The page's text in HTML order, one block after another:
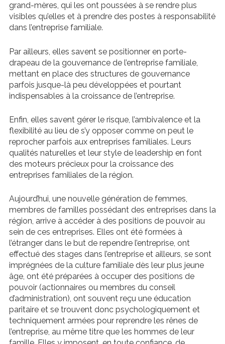
grand-mères, qui les ont poussées à se rendre plus
visibles qu’elles et à prendre des postes à responsabilité
dans l’entreprise familiale.
Par ailleurs, elles savent se positionner en porte-
drapeau de la gouvernance de l’entreprise familiale,
mettant en place des structures de gouvernance
parfois jusque-là peu développées et pourtant
indispensables à la croissance de l’entreprise.
Enfin, elles savent gérer le risque, l’ambivalence et la
flexibilité au lieu de s’y opposer comme on peut le
reprocher parfois aux entreprises familiales. Leurs
qualités naturelles et leur style de leadership en font
des moteurs précieux pour la croissance des
entreprises familiales de la région.
Aujourd’hui, une nouvelle génération de femmes,
membres de familles possédant des entreprises dans la
région, arrive à accéder à des positions de pouvoir au
sein de ces entreprises. Elles ont été formées à
l’étranger dans le but de rependre l’entreprise, ont
effectué des stages dans l’entreprise et ailleurs, se sont
imprégnées de la culture familiale dès leur plus jeune
âge, ont été préparées à occuper des positions de
pouvoir (actionnaires ou membres du conseil
d’administration), ont souvent reçu une éducation
paritaire et se trouvent donc psychologiquement et
techniquement armées pour reprendre les rênes de
l’entreprise, au même titre que les hommes de leur